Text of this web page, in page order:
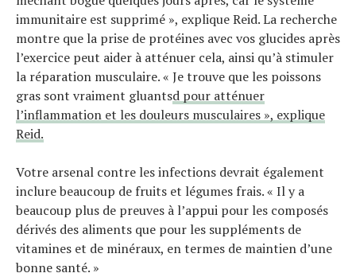
immunitaire est supprimé », explique Reid. La recherche
montre que la prise de protéines avec vos glucides après
l’exercice peut aider à atténuer cela, ainsi qu’à stimuler
la réparation musculaire. « Je trouve que les poissons
gras sont vraiment gluantsd pour atténuer
l’inflammation et les douleurs musculaires », explique
Reid.
Votre arsenal contre les infections devrait également
inclure beaucoup de fruits et légumes frais. « Il y a
beaucoup plus de preuves à l’appui pour les composés
dérivés des aliments que pour les suppléments de
vitamines et de minéraux, en termes de maintien d’une
bonne santé. »